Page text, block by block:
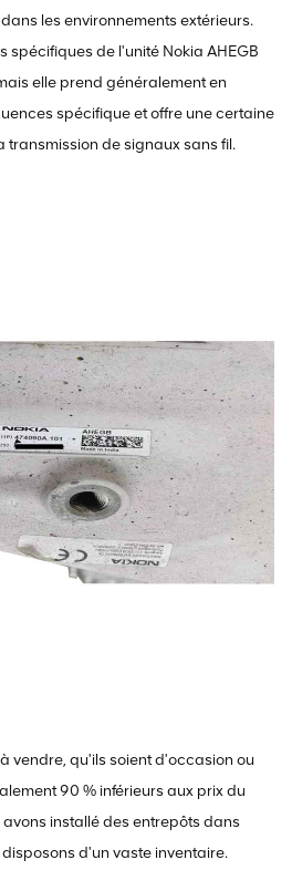
les environnements extérieurs.
spécifiques de l'unité Nokia AHEGB
elle prend généralement en
spécifique et offre une certaine
transmission de signaux sans fil.
vendre, qu'ils soient d'occasion ou
90 % inférieurs aux prix du
installé des entrepôts dans
d'un vaste inventaire.